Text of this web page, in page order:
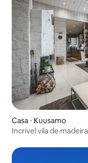
Casa ⋅ Kuusamo
Incrível vila de